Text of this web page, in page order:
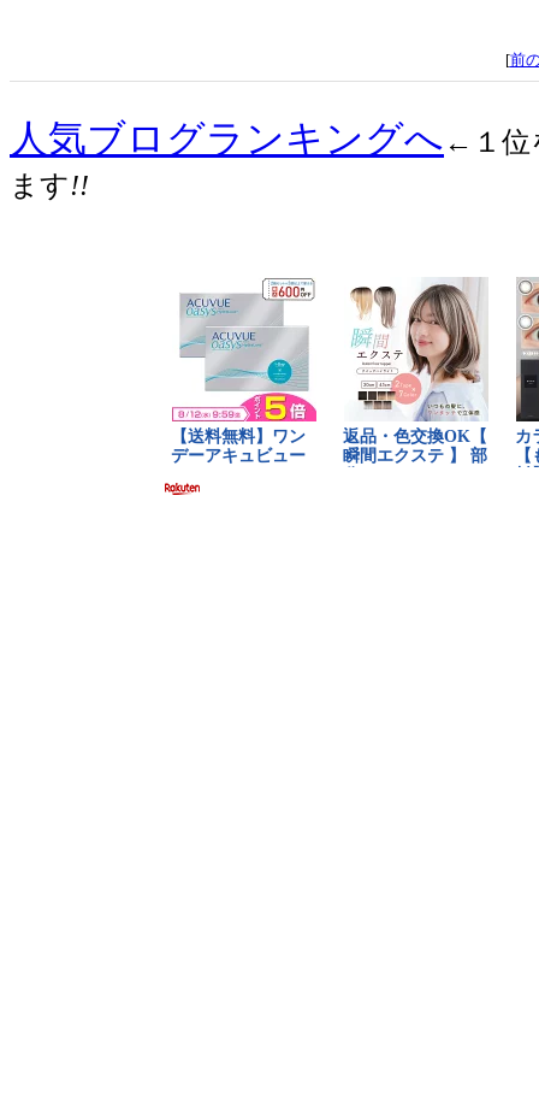
[前
人気ブログランキングへ ←１位
ます!!